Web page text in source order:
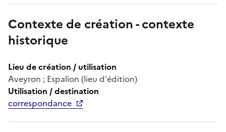
Contexte de création - contexte
historique
Lieu de création / utilisation
Aveyron ; Espalion (lieu d'édition)
Utilisation / destination
correspondance